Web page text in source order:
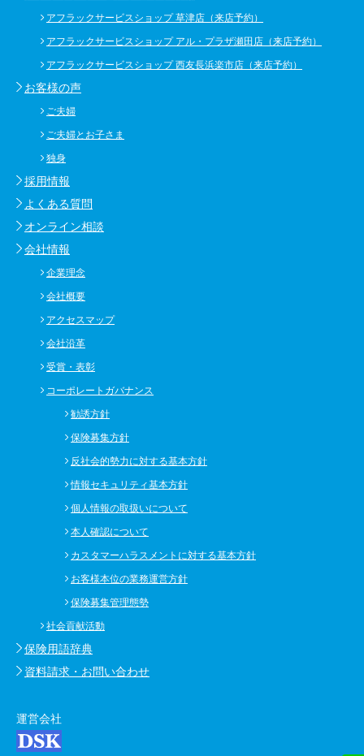
アフラックサービスショップ 草津店（来店予約）
アフラックサービスショップ アル・プラザ瀬田店（来店予約）
アフラックサービスショップ 西友長浜楽市店（来店予約）
お客様の声
ご夫婦
ご夫婦とお子さま
独身
採用情報
よくある質問
オンライン相談
会社情報
企業理念
会社概要
アクセスマップ
会社沿革
受賞・表彰
コーポレートガバナンス
勧誘方針
保険募集方針
反社会的勢力に対する基本方針
情報セキュリティ基本方針
個人情報の取扱いについて
本人確認について
カスタマーハラスメントに対する基本方針
お客様本位の業務運営方針
保険募集管理態勢
社会貢献活動
保険用語辞典
資料請求・お問い合わせ
運営会社